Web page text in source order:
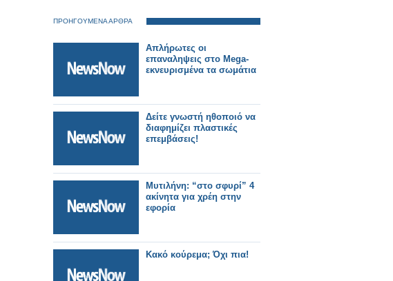
ΠΡΟΗΓΟΥΜΕΝΑ ΑΡΘΡΑ
Απλήρωτες οι
επαναληψεις στο Mega-
εκνευρισμένα τα σωμάτια
Δείτε γνωστή ηθοποιό να
διαφημίζει πλαστικές
επεμβάσεις!
Μυτιλήνη: “στο σφυρί” 4
ακίνητα για χρέη στην
εφορία
Κακό κούρεμα; Όχι πια!